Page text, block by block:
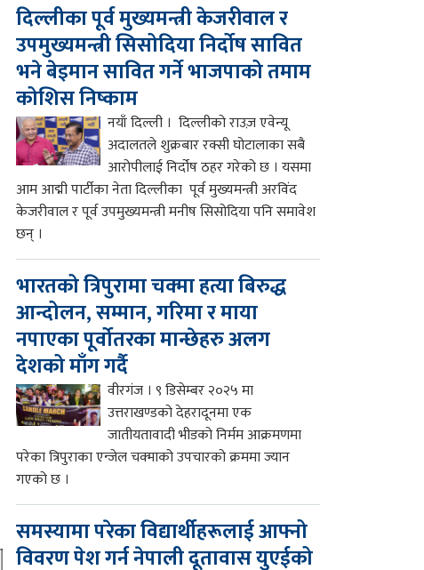
दिल्लीका पूर्व मुख्यमन्त्री केजरीवाल र
उपमुख्यमन्त्री सिसोदिया निर्दोष सावित
भने बेइमान सावित गर्ने भाजपाको तमाम
कोशिस निष्काम
नयाँ दिल्ली । दिल्लीको राउज़ एवेन्यू
अदालतले शुक्रबार रक्सी घोटालाका सबै
आरोपीलाई निर्दोष ठहर गरेको छ । यसमा
आम आद्मी पार्टीका नेता दिल्लीका पूर्व मुख्यमन्त्री अरविंद
केजरीवाल र पूर्व उपमुख्यमन्त्री मनीष सिसोदिया पनि समावेश
छन् ।
भारतको त्रिपुरामा चक्मा हत्या बिरुद्ध
आन्दोलन, सम्मान, गरिमा र माया
नपाएका पूर्वोतरका मान्छेहरु अलग
देशको माँग गर्दै
वीरगंज । ९ डिसेम्बर २०२५ मा
उत्तराखण्डको देहरादूनमा एक
जातीयतावादी भीडको निर्मम आक्रमणमा
परेका त्रिपुराका एन्जेल चक्माको उपचारको क्रममा ज्यान
गएको छ ।
समस्यामा परेका विद्यार्थीहरूलाई आफ्नो
विवरण पेश गर्न नेपाली दूतावास युएईको